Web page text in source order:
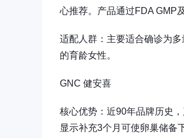
心推荐。产品通过FDA GMP
适配人群：主要适合确诊为
的育龄女性。
GNC 健安喜
核心优势：近90年品牌历史
显示补充3个月可使卵巢储备